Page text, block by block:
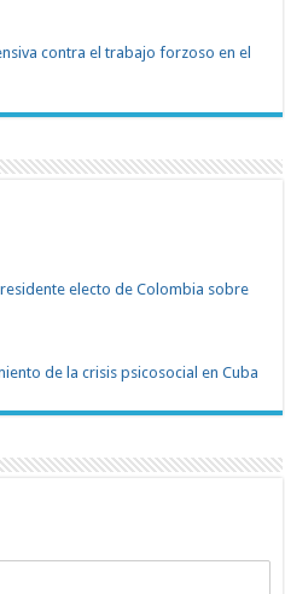
contra el trabajo forzoso en el
electo de Colombia sobre
de la crisis psicosocial en Cuba